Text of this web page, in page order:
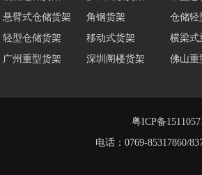
轻型仓储货架 移动式货架
横梁
广州重型货架 深圳阁楼货架
佛山重
阁楼式仓库货架 仓储货架
重型
粤ICP备
电话：0769-85317860/